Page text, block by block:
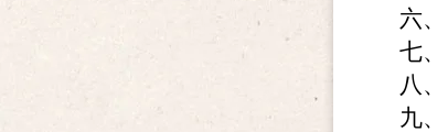
六
七
八
九